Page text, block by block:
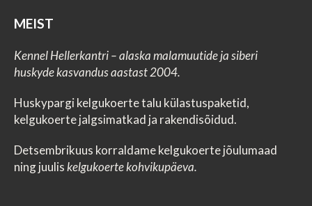
MEIST
Kennel Hellerkantri – alaska malamuutide ja siberi
huskyde kasvandus aastast 2004.
Huskypargi kelgukoerte talu külastuspaketid,
kelgukoerte jalgsimatkad ja rakendisõidud.
Detsembrikuus korraldame kelgukoerte jõulumaad
ning juuliskelgukoerte kohvikupäeva.